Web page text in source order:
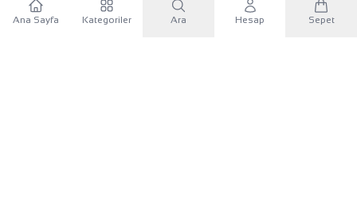
22 Ayar Altın Küpe prenses 3.50gr - K01117
29.799,99 TL
Sepete Ekle
WhatsApp
Ana Sayfa Kategoriler Ara Hesap Sepet